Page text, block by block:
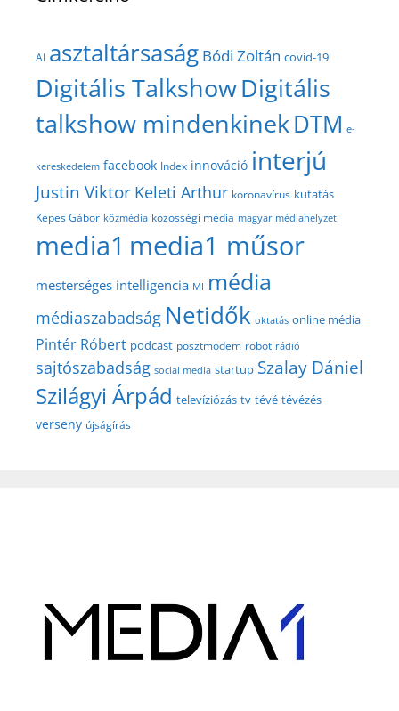
AI asztaltársaság Bódi Zoltán covid-19
Digitális TalkshowDigitális
talkshow mindenkinekDTM e-
kereskedelem facebook Index innováció interjú
Justin Viktor Keleti Arthur koronavírus kutatás
Képes Gábor közmédia közösségi média magyar médiahelyzet
media1 media1 műsor
mesterséges intelligencia MI média
médiaszabadság Netidők oktatás online média
Pintér Róbert podcast posztmodem robot rádió
sajtószabadság social media startup Szalay Dániel
Szilágyi Árpád televíziózás tv tévé tévézés
verseny újságírás